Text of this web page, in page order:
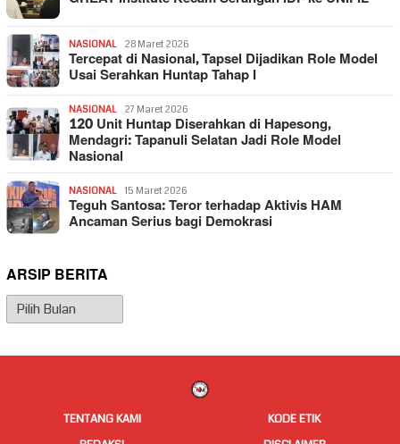
NASIONAL 28 Maret 2026
Tercepat di Nasional, Tapsel Dijadikan Role Model
Usai Serahkan Huntap Tahap I
NASIONAL 27 Maret 2026
120 Unit Huntap Diserahkan di Hapesong,
Mendagri: Tapanuli Selatan Jadi Role Model
Nasional
NASIONAL 15 Maret 2026
Teguh Santosa: Teror terhadap Aktivis HAM
Ancaman Serius bagi Demokrasi
ARSIP BERITA
Arsip
Berita
TENTANG KAMI
KODE ETIK